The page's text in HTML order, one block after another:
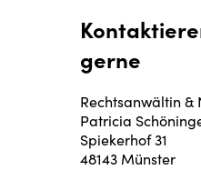
gerne
Rechtsanwältin &
Patricia
Spiekerhof 31
48143 Münster